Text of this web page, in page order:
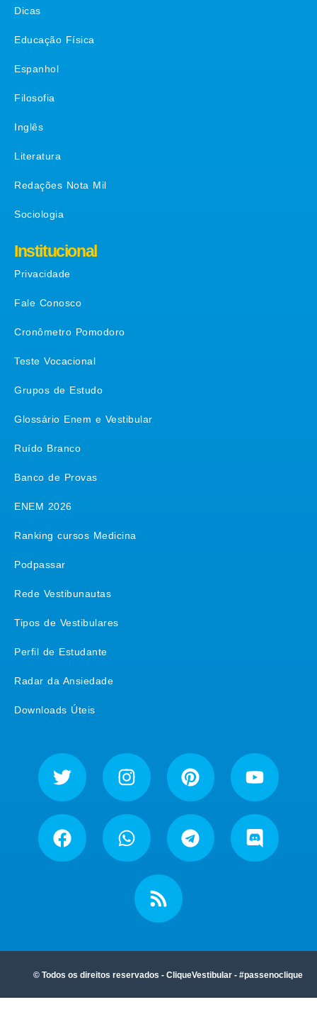
Dicas
Educação Física
Espanhol
Filosofia
Inglês
Literatura
Redações Nota Mil
Sociologia
Institucional
Privacidade
Fale Conosco
Cronômetro Pomodoro
Teste Vocacional
Grupos de Estudo
Glossário Enem e Vestibular
Ruído Branco
Banco de Provas
ENEM 2026
Ranking cursos Medicina
Podpassar
Rede Vestibunautas
Tipos de Vestibulares
Perfil de Estudante
Radar da Ansiedade
Downloads Úteis
© Todos os direitos reservados - CliqueVestibular - #passenoclique